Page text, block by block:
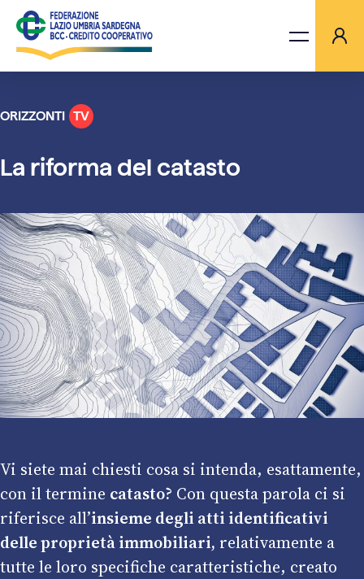
LA FEDERAZIONE
BANCHE
PROGETTI
AGGIORNAMENTI
ORIZZONTI TV
ORIZZONTI TV
La riforma del catasto
Vi siete mai chiesti cosa si intenda, esattamente,
con il termine catasto? Con questa parola ci si
riferisce all’insieme degli atti identificativi
delle proprietà immobiliari, relativamente a
tutte le loro specifiche caratteristiche, creato